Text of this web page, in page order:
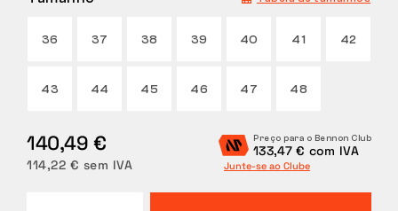
DEVOLUÇÕES
36 37 38 39 40 41 42
43 44 45 46 47 48
140,49 €
114,22 € sem IVA
Preço para o Bennon Club
133,47 € com IVA
Junte-se ao Clube